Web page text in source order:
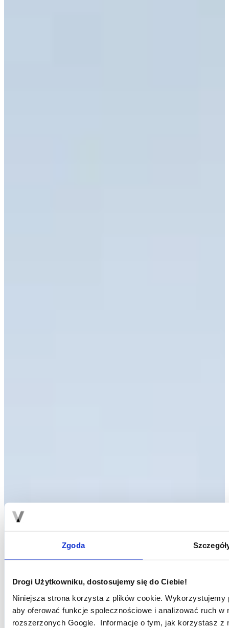
Zgoda
Drogi Użytkowniku, dostosujemy się do Ciebie!
Niniejsza strona korzysta z plików cookie.
aby oferować funkcje społecznościowe i analizować ruch
rozszerzonych Google. Informacje o tym, jak korzystasz z